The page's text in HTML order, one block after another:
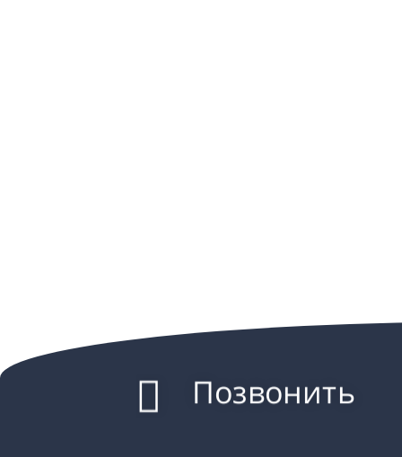
Позвонить